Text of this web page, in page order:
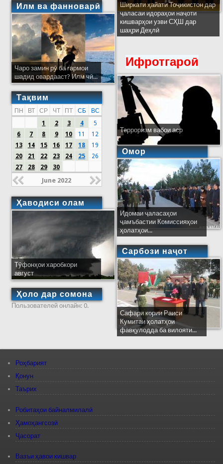
Илм ва фанноварӣ
Чаро замин рӯ ба гармои
шадид овардааст? Илм чӣ...
Тақвим
ПН ВТ СР ЧТ ПТ СБ
ВС
1
2 3 4
5
6
7 8 9 10 11
12
13
14 15 16 17 18
19
20
21 22 23 24 25
26
27
28 29 30
June 2022
Ҳаводиси олам
Тӯфонҳои харобкори
август
Ҳоло дар сомона
Пользователей онлайн: 0.
Ширкати ҳайати Тоҷикистон дар
ҷаласаи идораҳои наҷоти
кишварҳои узви СҲШ дар
шаҳри Деҳлӣ
Ифротгароӣ
Терроризм вабои аср
Омор
Идомаи ҷаласаҳои
ҷамъбастии Комиссияҳои
ҳолатҳои...
Сарбози наҷот
Сафари кории Раиси
Кумитаи ҳолатҳои
фавқулодда ба вилояти...
Роҳбарият
Қонун
Таърих
Робитаҳои байналмилалӣ
Ҳамоҳангсозӣ
Ҷасорат
Вазъи ҳавои кишвар